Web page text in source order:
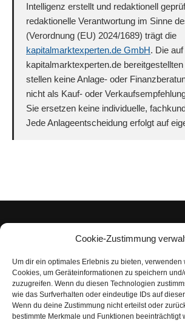
Cookie-Zustimmung
Um dir ein optimales Erlebnis zu bieten, verwenden
Cookies, um Geräteinformationen zu speichern
zuzugreifen. Wenn du diesen Technologien
wie das Surfverhalten oder eindeutige IDs auf
Wenn du deine Zustimmung nicht erteilst oder
bestimmte Merkmale und Funktionen beeinträchtigt
Intelligenz erstellt und redaktionell
redaktionelle Verantwortung im Sinne
(Verordnung (EU) 2024/1689) trägt die
kapitalmarktexperten.de GmbH. Die auf
kapitalmarktexperten.de
stellen keine Anlage- oder
nicht als Kauf- oder
Sie ersetzen keine individuelle,
Jede Anlageentscheidung erfolgt auf
Impressum
Datenschutzerklärung
Nutzungsbedingungen |